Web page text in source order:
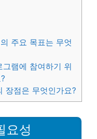
주요 목표는 무엇
램에 참여하기 위
장점은 무엇인가요?
요성